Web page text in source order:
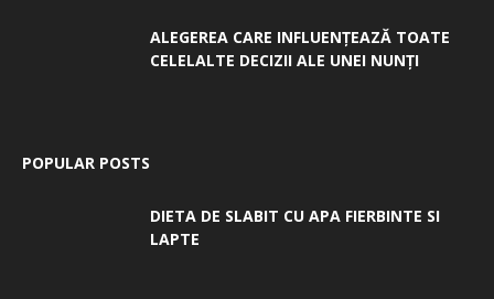
ALEGEREA CARE INFLUENȚEAZĂ TOATE
CELELALTE DECIZII ALE UNEI NUNȚI
POPULAR POSTS
DIETA DE SLABIT CU APA FIERBINTE SI
LAPTE